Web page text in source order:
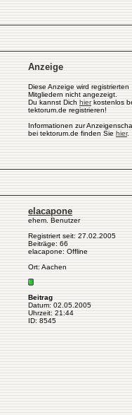
Anzeige
Diese Anzeige wird registrierten
Mitgliedern nicht angezeigt.
Du kannst Dich hierkostenlos
tektorum.de registrieren!
Informationen zur
bei tektorum.de finden Sie hier.
elacapone
ehem. Benutzer
Registriert seit: 27.02.2005
Beiträge: 66
elacapone: Offline
Ort: Aachen
Beitrag
Datum: 02.05.2005
Uhrzeit: 21:44
ID: 8545